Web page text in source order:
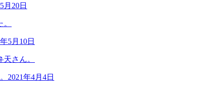
月20日
5月10日
2021年4月4日